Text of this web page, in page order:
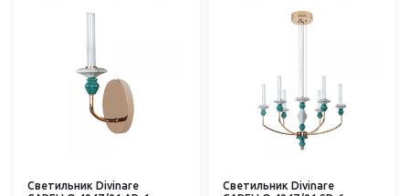
Светильник Divinare
Светильник Divinare